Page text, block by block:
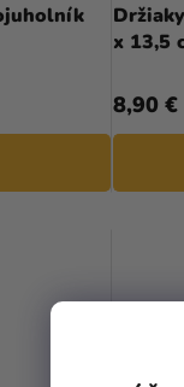
Držiaky na čísla stolov - drevené 5
x 13,5
8,90 €